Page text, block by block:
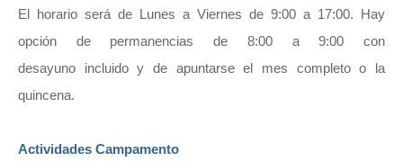
El horario será de Lunes a Viernes de 9:00 a 17:00. Hay
opción de permanencias de 8:00 a 9:00 con
desayuno incluido y de apuntarse el mes completo o la
quincena.
Actividades Campamento